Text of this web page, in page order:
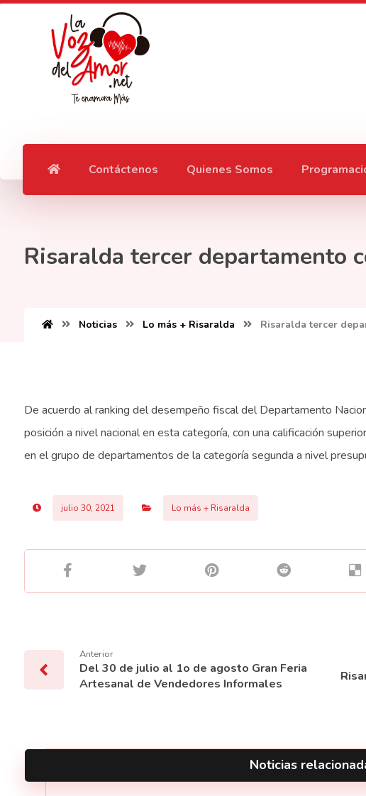
Contáctenos Quienes Somos
Risaralda tercer departamento
Noticias Lo más + Risaralda Risaralda tercer
De acuerdo al ranking del desempeño fiscal del Departamento
posición a nivel nacional en esta categoría, con una calificación
en el grupo de departamentos de la categoría segunda a nivel
julio 30, 2021 Lo más + Risaralda
Anterior
Del 30 de julio al 1o de agosto Gran Feria
Artesanal de Vendedores Informales
Noticias